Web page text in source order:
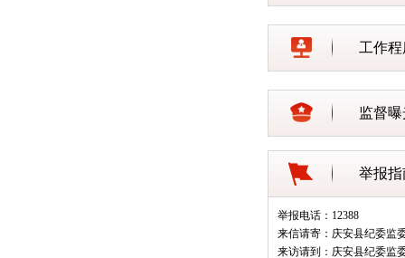
工作
监督
举报指
举报电话：12388
来信请寄：庆安县纪委监
来访请到：庆安县纪委监